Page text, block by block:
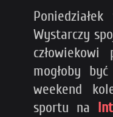
Wystarczy
mogłoby
weekend
sportu na